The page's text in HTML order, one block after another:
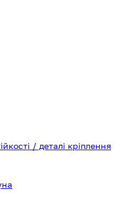
/ деталі кріплення